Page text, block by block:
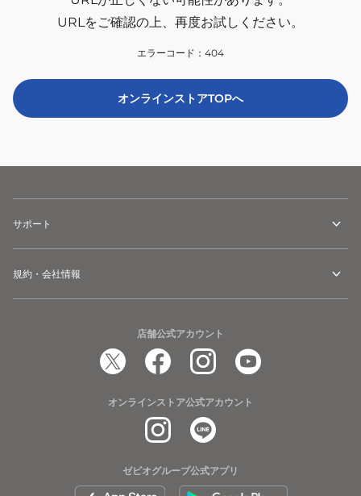
URLをご確認の上、再度お試しください。
エラーコード： 404
オンラインストアTOPへ
サポート
規約・会社情報
店舗公式アカウント
オンラインストア公式アカウント
ゼビオグループ公式アプリ